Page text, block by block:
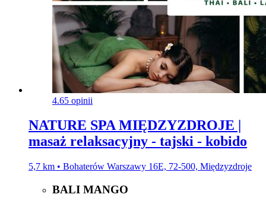
4.65 opinii
NATURE SPA MIĘDZYZDROJE |
masaż relaksacyjny - tajski - kobido
5,7 km • Bohaterów Warszawy 16E, 72-500, Międzyzdroje
BALI MANGO